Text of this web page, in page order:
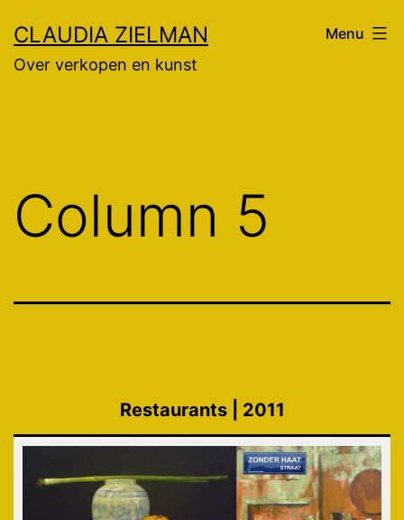
naar
de
CLAUDIA ZIELMAN
Over verkopen en kunst
Menu
Column 5
Restaurants | 2011